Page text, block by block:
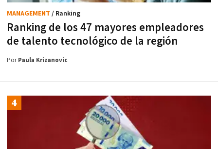
Ranking de los 47 mayores empleadores
de talento tecnológico de la región
MANAGEMENT / Ranking
PorPaula Krizanovic